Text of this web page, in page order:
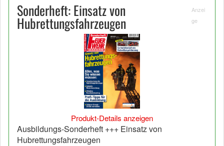
Sonderheft: Einsatz von
Hubrettungsfahrzeugen
Anzei
ge
Produkt-Details anzeigen
Ausbildungs-Sonderheft +++ Einsatz von
Hubrettungsfahrzeugen